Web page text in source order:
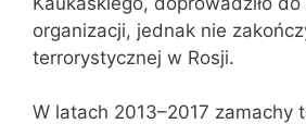
organizacji, jednak nie
terrorystycznej w Rosji.
W latach 2013–2017 zamachy